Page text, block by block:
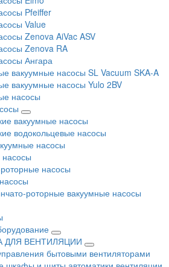
Pfeiffer
Value
Zenova AiVac ASV
Zenova RA
Ангара
вакуумные насосы SL Vacuum SKA-A
вакуумные насосы Yulo 2BV
насосы
вакуумные насосы
водокольцевые насосы
насосы
насосы
роторные вакуумные насосы
ДЛЯ ВЕНТИЛЯЦИИ
бытовыми вентиляторами